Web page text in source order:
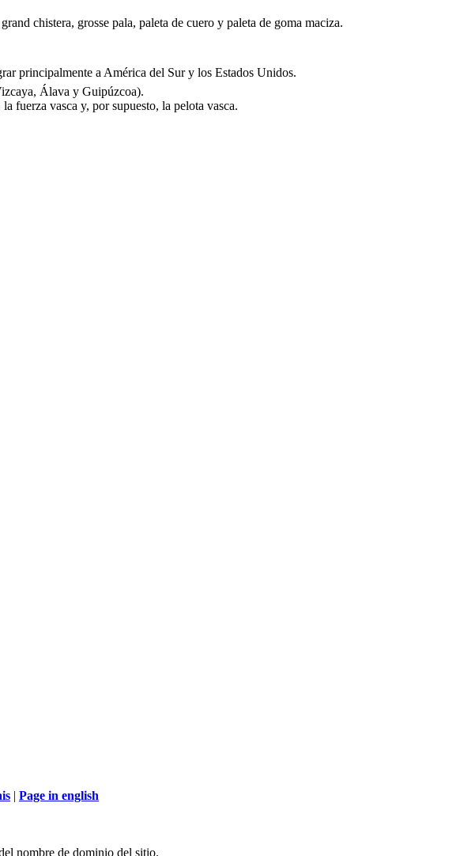
chistera, grosse pala, paleta de cuero y paleta de goma maciza.
principalmente a América del Sur y los Estados Unidos.
Álava y Guipúzcoa).
fuerza vasca y, por supuesto, la pelota vasca.
| Page in english
nombre de dominio del sitio.